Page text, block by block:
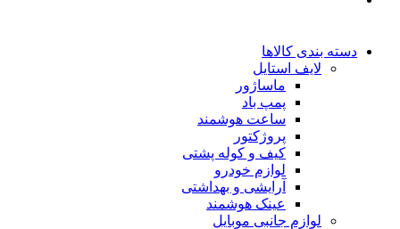
دسته بندی کالاها
لایف استایل
ماساژور
پمپ باد
ساعت هوشمند
پروژکتور
کیف و کوله پشتی
لوازم خودرو
آرایشی و بهداشتی
عینک هوشمند
لوازم جانبی موبایل